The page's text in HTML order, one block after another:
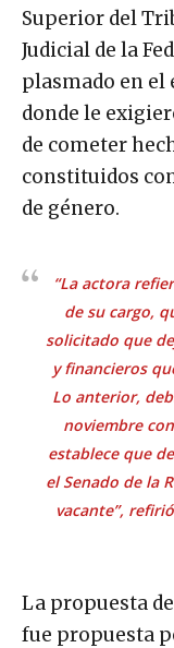
Superior del
Judicial de la
plasmado en el
donde le
de cometer
constituidos
de género.
“La actora
de su cargo,
solicitado que
y financieros
Lo anterior,
noviembre
establece que
el Senado de la
vacante”,
La propuesta
fue propuesta